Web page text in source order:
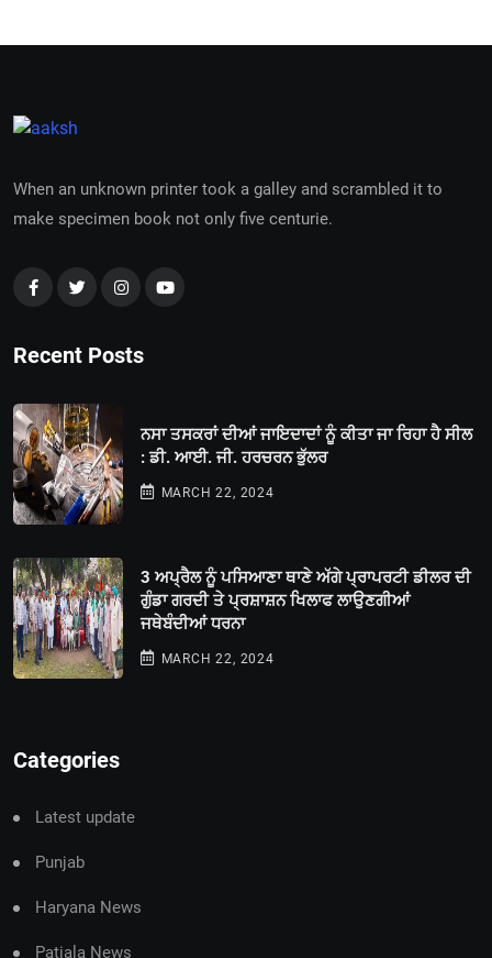
When an unknown printer took a galley and scrambled it to
make specimen book not only five centurie.
Recent Posts
ਨਸਾ ਤਸਕਰਾਂ ਦੀਆਂ ਜਾਇਦਾਦਾਂ ਨੂੰ ਕੀਤਾ ਜਾ ਰਿਹਾ ਹੈ ਸੀਲ
: ਡੀ. ਆਈ. ਜੀ. ਹਰਚਰਨ ਭੁੱਲਰ
MARCH 22, 2024
3 ਅਪ੍ਰੈਲ ਨੂੰ ਪਸਿਆਣਾ ਥਾਣੇ ਅੱਗੇ ਪ੍ਰਾਪਰਟੀ ਡੀਲਰ ਦੀ
ਗੁੰਡਾ ਗਰਦੀ ਤੇ ਪ੍ਰਸ਼ਾਸ਼ਨ ਖਿਲਾਫ ਲਾਉਣਗੀਆਂ
ਜਥੇਬੰਦੀਆਂ ਧਰਨਾ
MARCH 22, 2024
Categories
Latest update
Punjab
Haryana News
Patiala News